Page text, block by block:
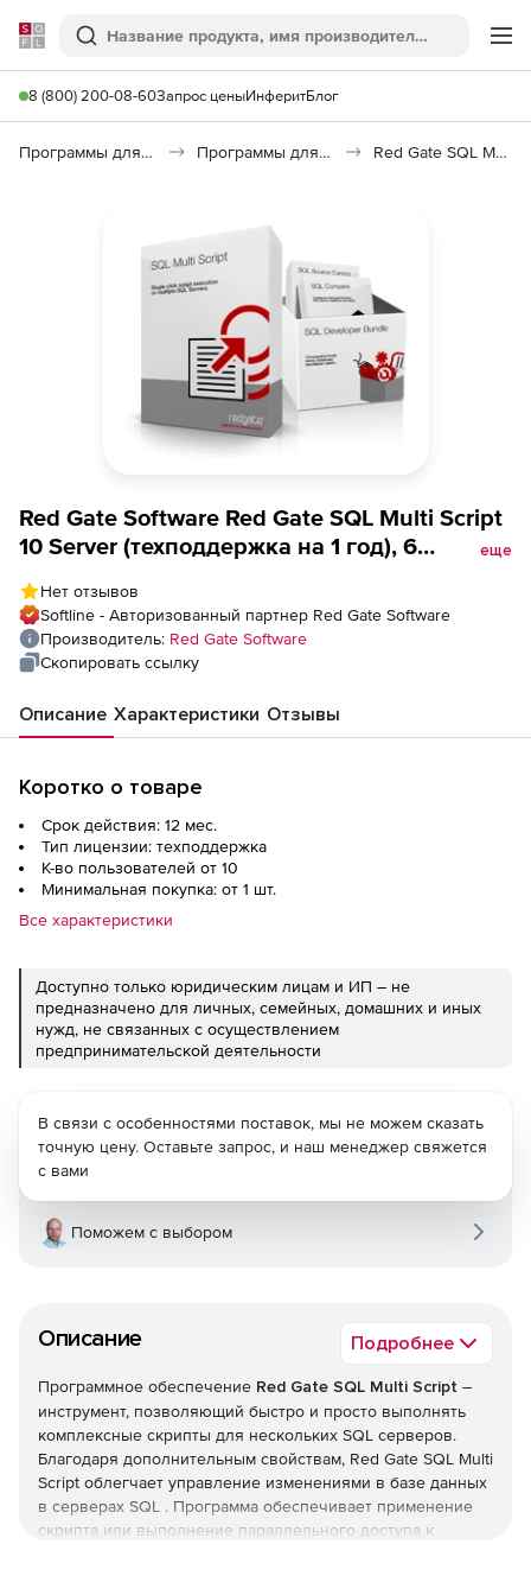
Softline
Поиск
8 (800) 200-08-60Запрос ценыИнферитБлог
Программы для программирования Программы для работы с базами данных Red Gate SQL Multi Script
Red Gate Software Red Gate SQL Multi Script
10 Server (техподдержка на 1 год), 6
еще
Нет отзывов
Softline - Авторизованный партнер Red Gate Software
Производитель: Red Gate Software
Скопировать ссылку
Описание Характеристики Отзывы
Коротко о товаре
Срок действия: 12 мес.
Тип лицензии: техподдержка
К-во пользователей от 10
Минимальная покупка: от 1 шт.
Все характеристики
Доступно только юридическим лицам и ИП – не
предназначено для личных, семейных, домашних и иных
нужд, не связанных с осуществлением
предпринимательской деятельности
Описание Подробнее
Программное обеспечение Red Gate SQL Multi Script –
инструмент, позволяющий быстро и просто выполнять
комплексные скрипты для нескольких SQL серверов.
Благодаря дополнительным свойствам, Red Gate SQL Multi
Script облегчает управление изменениями в базе данных
в серверах SQL . Программа обеспечивает применение
скрипта или выполнение параллельного доступа к
В связи с особенностями поставок, мы не можем сказать
точную цену. Оставьте запрос, и наш менеджер свяжется
с вами
Поможем с выбором